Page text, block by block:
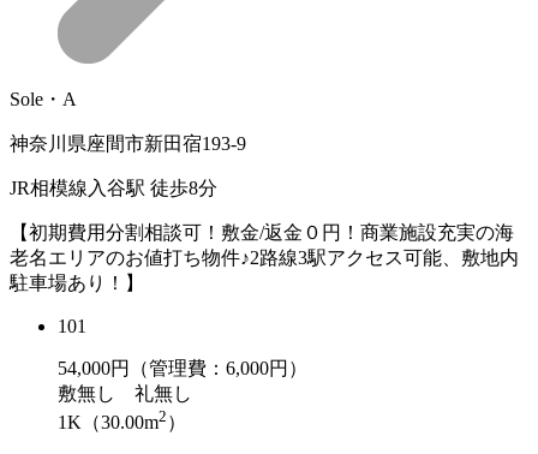
Sole・A
神奈川県座間市新田宿193-9
JR相模線入谷駅 徒歩8分
【初期費用分割相談可！敷金/返金０円！商業施設充実の海
老名エリアのお値打ち物件♪2路線3駅アクセス可能、敷地内
駐車場あり！】
101
54,000円（管理費：6,000円）
敷無し 礼無し
1K（30.00m2 ）